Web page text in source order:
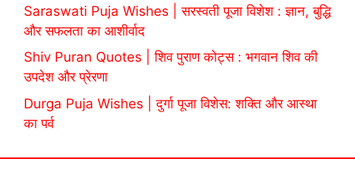
Saraswati Puja Wishes | सरस्वती पूजा विशेश : ज्ञान, बुद्धि
और सफलता का आशीर्वाद
Shiv Puran Quotes | शिव पुराण कोट्स : भगवान शिव की
उपदेश और प्रेरणा
Durga Puja Wishes | दुर्गा पूजा विशेस: शक्ति और आस्था
का पर्व